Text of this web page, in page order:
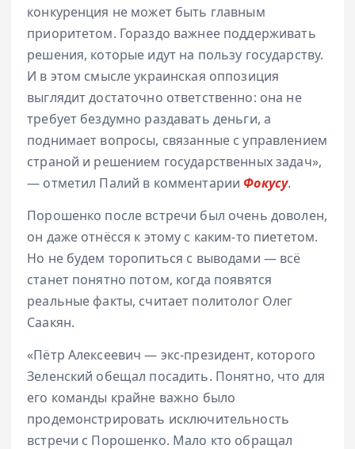
конкуренция не может быть главным
приоритетом. Гораздо важнее поддерживать
решения, которые идут на пользу государству.
И в этом смысле украинская оппозиция
выглядит достаточно ответственно: она не
требует бездумно раздавать деньги, а
поднимает вопросы, связанные с управлением
страной и решением государственных задач»,
— отметил Палий в комментарии Фокусу.
Порошенко после встречи был очень доволен,
он даже отнёсся к этому с каким-то пиететом.
Но не будем торопиться с выводами — всё
станет понятно потом, когда появятся
реальные факты, считает политолог Олег
Саакян.
«Пётр Алексеевич — экс-президент, которого
Зеленский обещал посадить. Понятно, что для
его команды крайне важно было
продемонстрировать исключительность
встречи с Порошенко. Мало кто обращал